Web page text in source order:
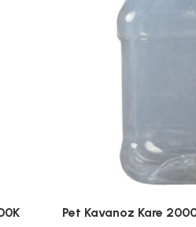
Pet Kavanoz Kare